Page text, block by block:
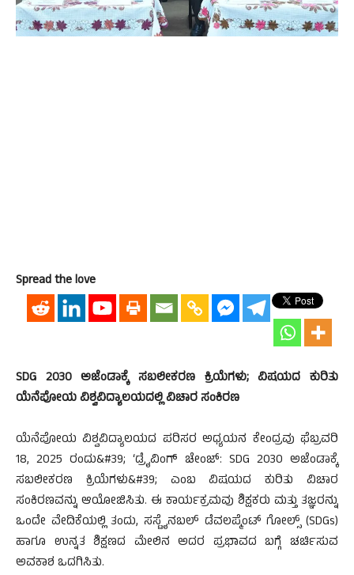
Spread the love
SDG 2030 ಅಜೆಂಡಾಕ್ಕೆ ಸಬಲೀಕರಣ ಕ್ರಿಯೆಗಳು; ವಿಷಯದ ಕುರಿತು
ಯೆನೆಪೋಯ ವಿಶ್ವವಿದ್ಯಾಲಯದಲ್ಲಿ ವಿಚಾರ ಸಂಕಿರಣ
ಯೆನೆಪೋಯ ವಿಶ್ವವಿದ್ಯಾಲಯದ ಪರಿಸರ ಅಧ್ಯಯನ ಕೇಂದ್ರವು ಫೆಬ್ರವರಿ
18, 2025 ರಂದು&#39; ‘ಡ್ರೈವಿಂಗ್‌ ಚೇಂಜ್‌: SDG 2030 ಅಜೆಂಡಾಕ್ಕೆ
ಸಬಲೀಕರಣ ಕ್ರಿಯೆಗಳು&#39; ಎಂಬ ವಿಷಯದ ಕುರಿತು ವಿಚಾರ
ಸಂಕಿರಣವನ್ನು ಆಯೋಜಿಸಿತು. ಈ ಕಾರ್ಯಕ್ರಮವು ಶಿಕ್ಷಕರು ಮತ್ತು ತಜ್ಞರನ್ನು
ಒಂದೇ ವೇದಿಕೆಯಲ್ಲಿ ತಂದು, ಸಸ್ಟೈನಬಲ್ ಡೆವಲಪ್ಮೆಂಟ್ ಗೋಲ್ಸ್ (SDGs)
ಹಾಗೂ ಉನ್ನತ ಶಿಕ್ಷಣದ ಮೇಲಿನ ಅದರ ಪ್ರಭಾವದ ಬಗ್ಗೆ ಚರ್ಚಿಸುವ
ಅವಕಾಶ ಒದಗಿಸಿತು.